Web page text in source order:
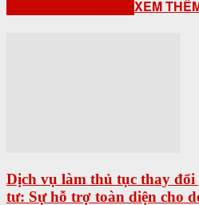
XEM
Dịch vụ làm thủ tục thay
tư: Sự hỗ trợ toàn diện cho